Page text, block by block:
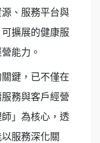
、服務平台與
擴展的健康服
能力。
鍵，已不僅在
務與客戶經營
」為核心，透
服務深化關